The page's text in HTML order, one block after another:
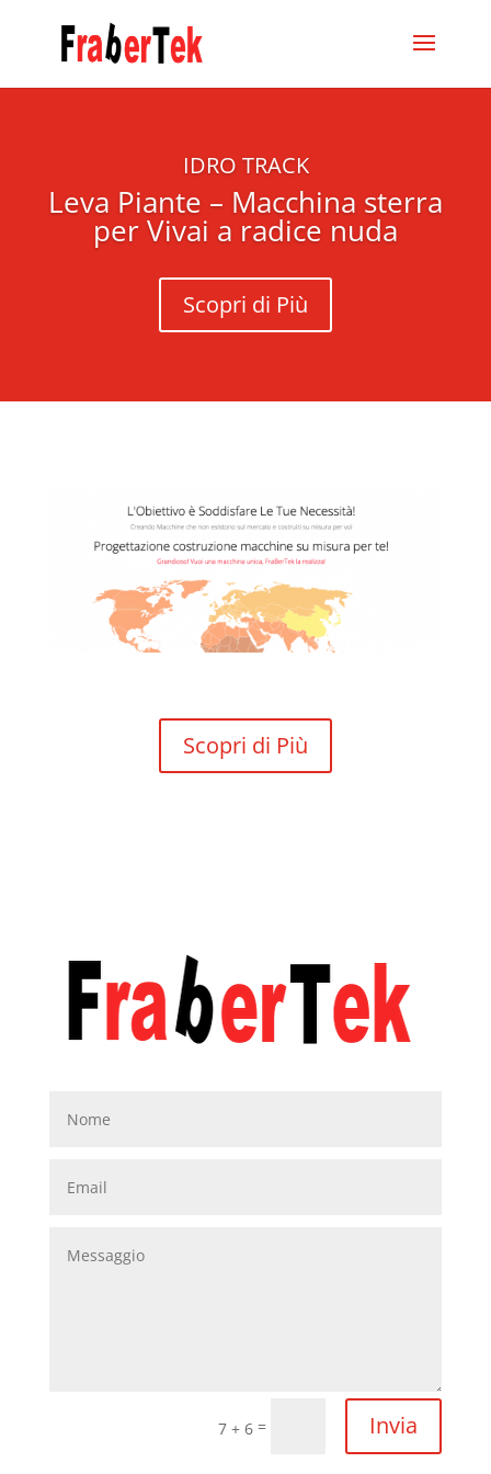
IDRO TRACK
Leva Piante – Macchina sterra
per Vivai a radice nuda
Scopri di Più
Scopri di Più
7 + 6 = Invia